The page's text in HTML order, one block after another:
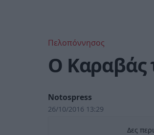
Πελοπόννησος
Ο Καραβάς
Notospress
26/10/2016 13:29
Δες